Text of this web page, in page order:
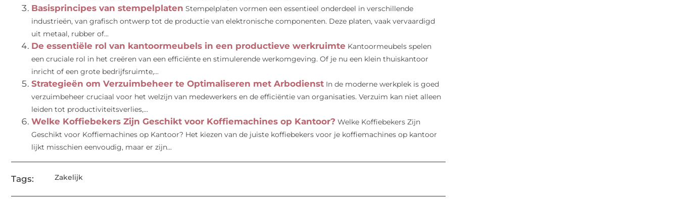
Basisprincipes van stempelplaten Stempelplaten vormen een essentieel onderdeel in verschillende
industrieën, van grafisch ontwerp tot de productie van elektronische componenten. Deze platen, vaak vervaardigd
uit metaal, rubber of...
De essentiële rol van kantoormeubels in een productieve werkruimte Kantoormeubels spelen
een cruciale rol in het creëren van een efficiënte en stimulerende werkomgeving. Of je nu een klein thuiskantoor
inricht of een grote bedrijfsruimte,...
Strategieën om Verzuimbeheer te Optimaliseren met Arbodienst In de moderne werkplek is goed
verzuimbeheer cruciaal voor het welzijn van medewerkers en de efficiëntie van organisaties. Verzuim kan niet alleen
leiden tot productiviteitsverlies,...
Welke Koffiebekers Zijn Geschikt voor Koffiemachines op Kantoor? Welke Koffiebekers Zijn
Geschikt voor Koffiemachines op Kantoor? Het kiezen van de juiste koffiebekers voor je koffiemachines op kantoor
lijkt misschien eenvoudig, maar er zijn...
Tags: Zakelijk